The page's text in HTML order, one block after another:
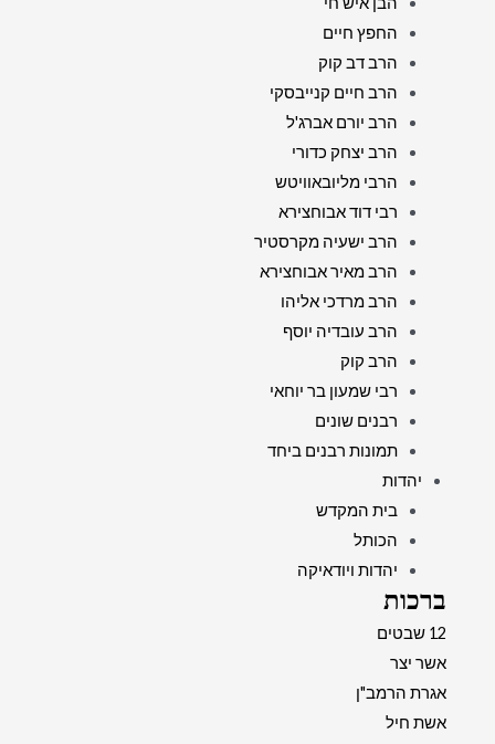
החפץ חיים
הרב דב קוק
הרב חיים קנייבסקי
הרב יורם אברג'ל
הרב יצחק כדורי
הרבי מליובאוויטש
רבי דוד אבוחצירא
הרב ישעיה מקרסטיר
הרב מאיר אבוחצירא
הרב מרדכי אליהו
הרב עובדיה יוסף
הרב קוק
רבי שמעון בר יוחאי
רבנים שונים
תמונות רבנים ביחד
יהדות
בית המקדש
הכותל
יהדות ויודאיקה
ברכות
12 שבטים
אשר יצר
אגרת הרמב"ן
אשת חיל